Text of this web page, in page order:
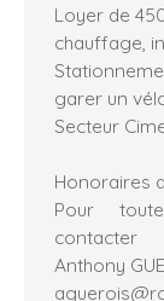
Loyer de
chauffage,
garer un
Secteur
Honoraires
Pour
contacter
Anthony